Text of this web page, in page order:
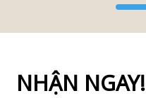
NHẬN NGAY!